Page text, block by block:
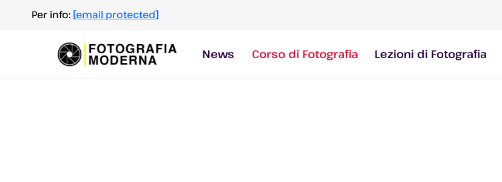
contenuto
Per info: [email protected]
News Corso di Fotografia Lezioni di Fotografia